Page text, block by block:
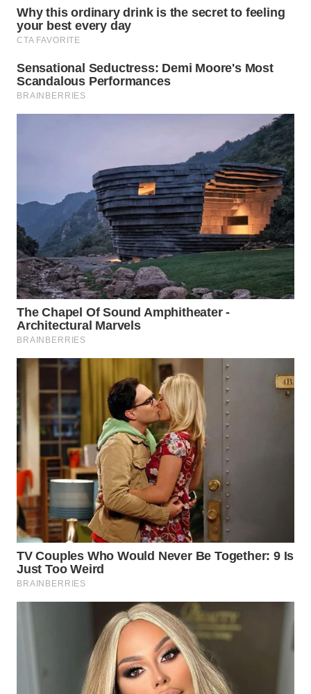
WN
LESUNG
WN
LABUHANBATU
WN
TAPANULI
TENGAH
WN DELI
SERDANG
TEBING
TINGGI
WN
PAKPAK
WN
KARAWANG
WN
BEKASI